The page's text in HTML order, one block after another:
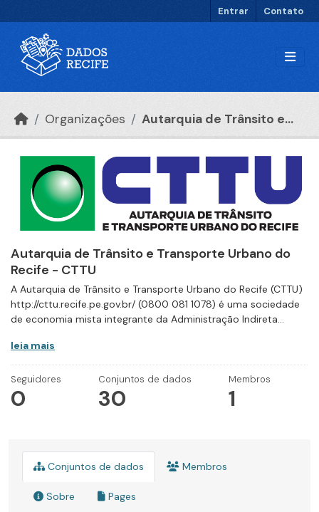
Entrar Contato
Organizações Autarquia de Trânsito e...
Autarquia de Trânsito e Transporte Urbano do
Recife - CTTU
A Autarquia de Trânsito e Transporte Urbano do Recife (CTTU)
http://cttu.recife.pe.gov.br/ (0800 081 1078) é uma sociedade
de economia mista integrante da Administração Indireta...
leia mais
Seguidores
0
Conjuntos de dados
30
Membros
1
Conjuntos de dados Membros
Sobre Pages